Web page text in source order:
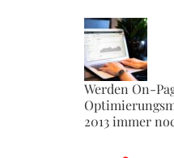
Werden On-
2013 immer